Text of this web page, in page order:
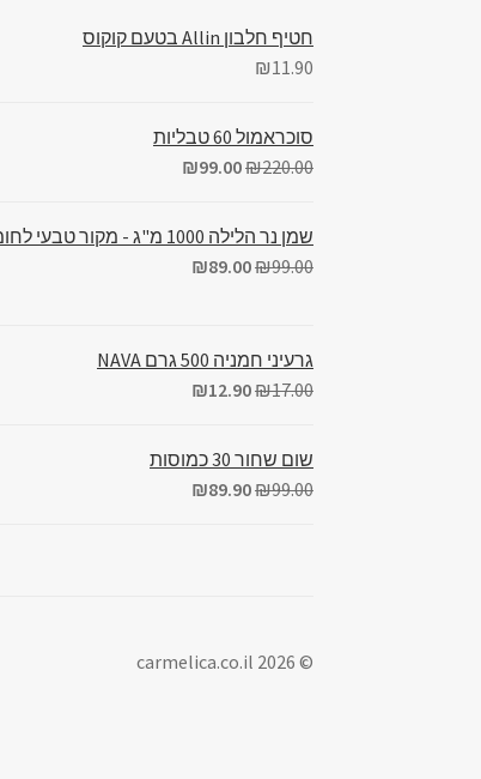
חטיף חלבון Allin בטעם קוקוס
₪11.90
סוכראמול 60 טבליות
₪220.00
₪99.00
שמן נר הלילה 1000 מ"ג - מקור טבעי לחומצה גמא לינולנית (GLA)
₪99.00
₪89.00
גרעיני חמניה 500 גרם NAVA
₪17.00
₪12.90
שום שחור 30 כמוסות
₪99.00
₪89.90
© carmelica.co.il 2026